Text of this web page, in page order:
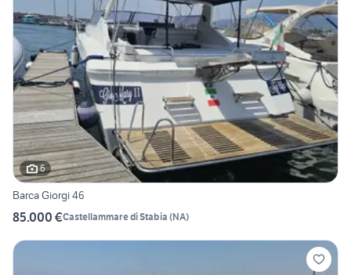
6
Barca Giorgi 46
85.000 €Castellammare di Stabia (NA)